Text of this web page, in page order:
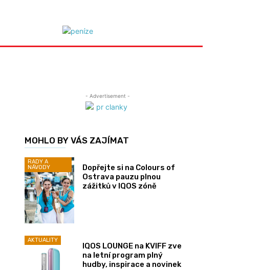
- Advertisement -
MOHLO BY VÁS ZAJÍMAT
RADY A
NÁVODY
Dopřejte si na Colours of
Ostrava pauzu plnou
zážitků v IQOS zóně
AKTUALITY
IQOS LOUNGE na KVIFF zve
na letní program plný
hudby, inspirace a novinek